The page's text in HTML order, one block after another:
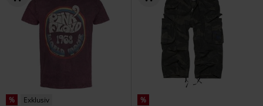
% Exklusiv %